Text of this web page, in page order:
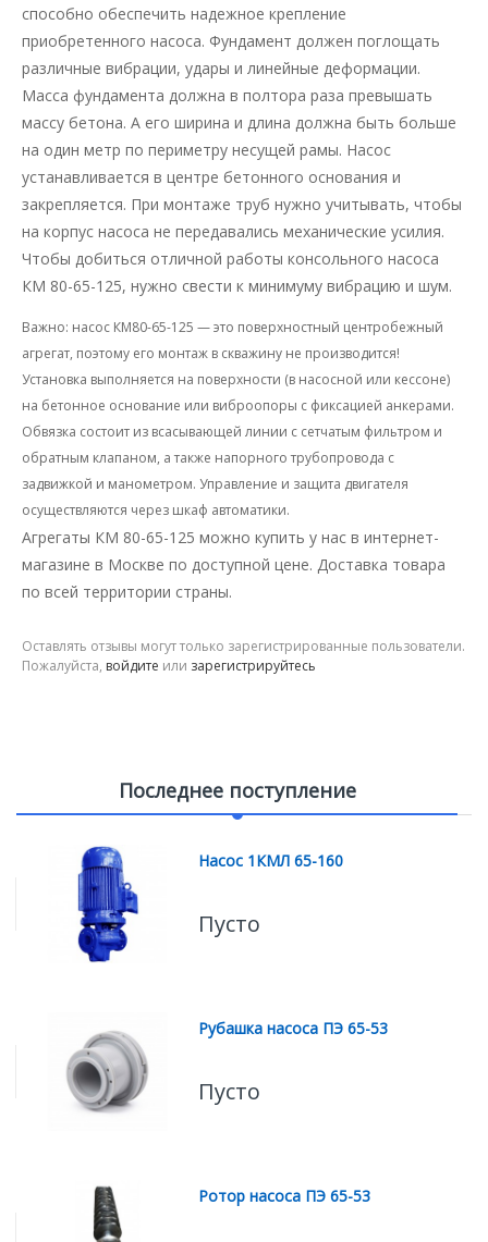
способно обеспечить надежное крепление
приобретенного насоса. Фундамент должен поглощать
различные вибрации, удары и линейные деформации.
Масса фундамента должна в полтора раза превышать
массу бетона. А его ширина и длина должна быть больше
на один метр по периметру несущей рамы. Насос
устанавливается в центре бетонного основания и
закрепляется. При монтаже труб нужно учитывать, чтобы
на корпус насоса не передавались механические усилия.
Чтобы добиться отличной работы консольного насоса
КМ 80-65-125, нужно свести к минимуму вибрацию и шум.
Важно: насос КМ80-65-125 — это поверхностный центробежный
агрегат, поэтому его монтаж в скважину не производится!
Установка выполняется на поверхности (в насосной или кессоне)
на бетонное основание или виброопоры с фиксацией анкерами.
Обвязка состоит из всасывающей линии с сетчатым фильтром и
обратным клапаном, а также напорного трубопровода с
задвижкой и манометром. Управление и защита двигателя
осуществляются через шкаф автоматики.
Агрегаты КМ 80-65-125 можно купить у нас в интернет-
магазине в Москве по доступной цене. Доставка товара
по всей территории страны.
Оставлять отзывы могут только зарегистрированные пользователи.
Пожалуйста, войдите или зарегистрируйтесь
Последнее поступление
Насос 1КМЛ 65-160
Пусто
Рубашка насоса ПЭ 65-53
Пусто
Ротор насоса ПЭ 65-53